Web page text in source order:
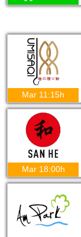
Mar 11:15h
Mar 18:00h